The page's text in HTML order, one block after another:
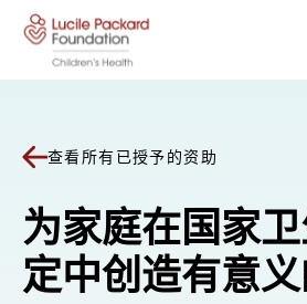
跳至内容
查看所有已授予的资助
为家庭在国家
定中创造有意